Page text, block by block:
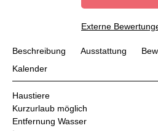
Externe
Beschreibung Ausstattung
Kalender
Haustiere
Kurzurlaub möglich
Entfernung Wasser